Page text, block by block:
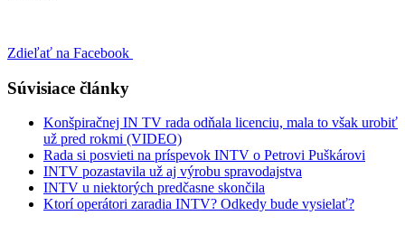
Zdieľať na Facebook
Súvisiace články
Konšpiračnej IN TV rada odňala licenciu, mala to však urobiť
už pred rokmi (VIDEO)
Rada si posvieti na príspevok INTV o Petrovi Puškárovi
INTV pozastavila už aj výrobu spravodajstva
INTV u niektorých predčasne skončila
Ktorí operátori zaradia INTV? Odkedy bude vysielať?